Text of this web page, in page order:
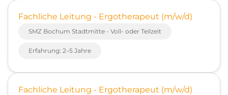
Fachliche Leitung - Ergotherapeut (m/w/d)
SMZ Bochum Stadtmitte - Voll- oder Teilzeit
Erfahrung: 2–5 Jahre
Fachliche Leitung - Ergotherapeut (m/w/d)